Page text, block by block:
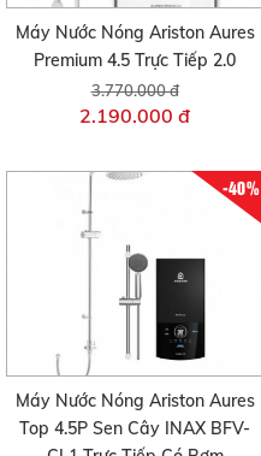
Máy Nước Nóng Ariston Aures
Premium 4.5 Trực Tiếp 2.0
3.770.000 đ
2.190.000 đ
-40%
Máy Nước Nóng Ariston Aures
Top 4.5P Sen Cây INAX BFV-